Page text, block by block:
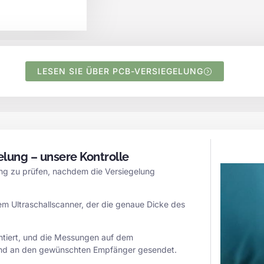
LESEN SIE ÜBER PCB-VERSIEGELUNG
– unsere Kontrolle
zu prüfen, nachdem die Versiegelung
Ultraschallscanner, der die genaue Dicke des
und die Messungen auf dem
an den gewünschten Empfänger gesendet.